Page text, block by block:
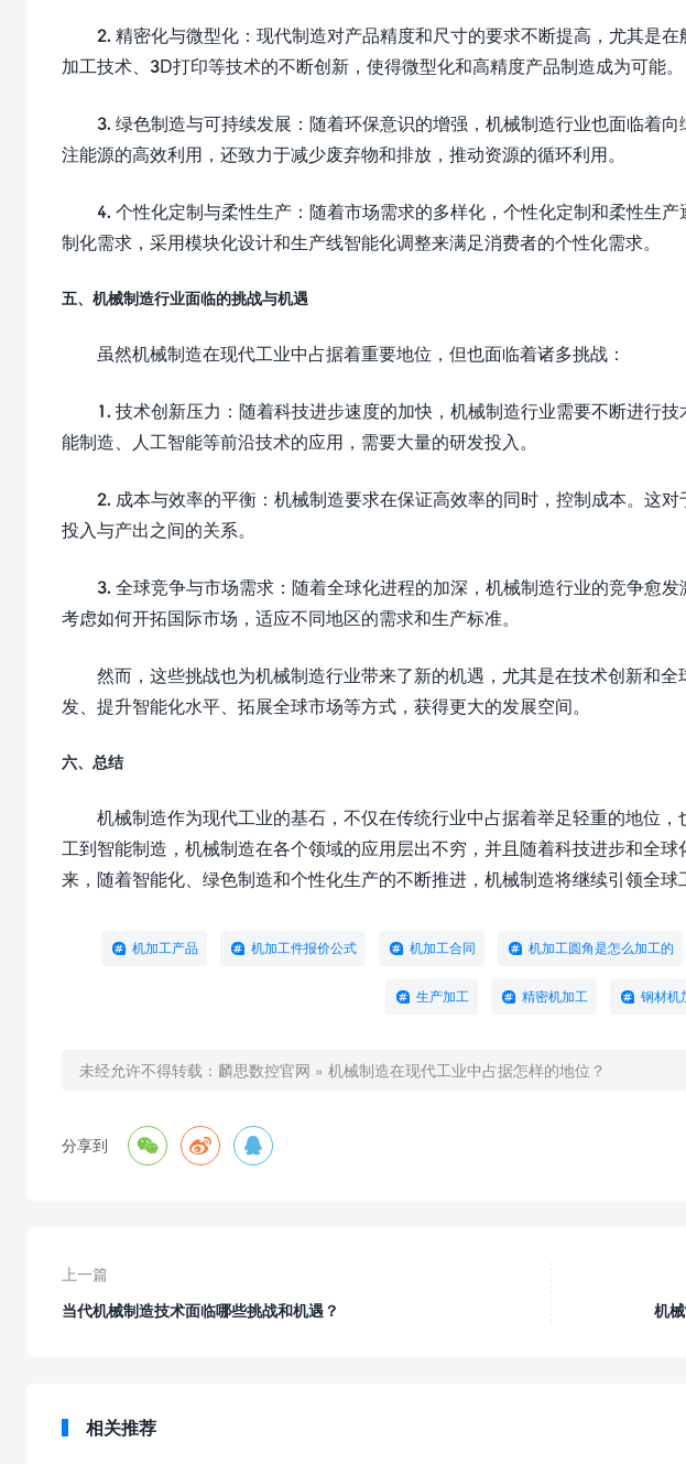
2. 精密化与微型化：现代制造对产品精度和尺寸的要求不断提高，尤其是
加工技术、3D打印等技术的不断创新，使得微型化和高精度产品制造成为可能。
3. 绿色制造与可持续发展：随着环保意识的增强，机械制造行业也面临着
注能源的高效利用，还致力于减少废弃物和排放，推动资源的循环利用。
4. 个性化定制与柔性生产：随着市场需求的多样化，个性化定制和柔性生
制化需求，采用模块化设计和生产线智能化调整来满足消费者的个性化需求。
五、机械制造行业面临的挑战与机遇
虽然机械制造在现代工业中占据着重要地位，但也面临着诸多挑战：
1. 技术创新压力：随着科技进步速度的加快，机械制造行业需要不断进行
能制造、人工智能等前沿技术的应用，需要大量的研发投入。
2. 成本与效率的平衡：机械制造要求在保证高效率的同时，控制成本。这
投入与产出之间的关系。
3. 全球竞争与市场需求：随着全球化进程的加深，机械制造行业的竞争愈
考虑如何开拓国际市场，适应不同地区的需求和生产标准。
然而，这些挑战也为机械制造行业带来了新的机遇，尤其是在技术创新和
发、提升智能化水平、拓展全球市场等方式，获得更大的发展空间。
六、总结
机械制造作为现代工业的基石，不仅在传统行业中占据着举足轻重的地位
工到智能制造，机械制造在各个领域的应用层出不穷，并且随着科技进步和全
来，随着智能化、绿色制造和个性化生产的不断推进，机械制造将继续引领全球
机加工产品 机加工件报价公式 机加工合同 机加工圆角是怎么加工的
生产加工 精密机加工 钢材机
未经允许不得转载： 麟思数控官网 » 机械制造在现代工业中占据怎样的地位？
分享到   
上一篇
当代机械制造技术面临哪些挑战和机遇？
机
相关推荐